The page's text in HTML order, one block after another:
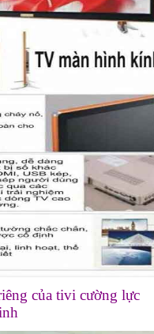
của tivi cường lực